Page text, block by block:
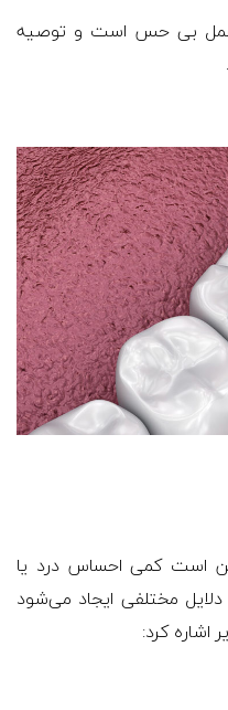
عمل بی حس است و توصیه
است کمی احساس درد یا
مختلفی ایجاد می‌شود
اشاره کرد: